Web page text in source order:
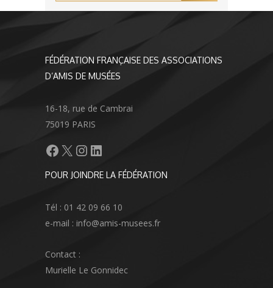
FÉDÉRATION FRANÇAISE DES ASSOCIATIONS
D’AMIS DE MUSÉES
16-18, rue de Cambrai
75019 PARIS
Facebook
X Instagram
LinkedIn
POUR JOINDRE LA FÉDÉRATION
Tél : 01 42 09 66 10
e-mail : info@amis-musees.fr
Contact :
Murielle Le Gonnidec